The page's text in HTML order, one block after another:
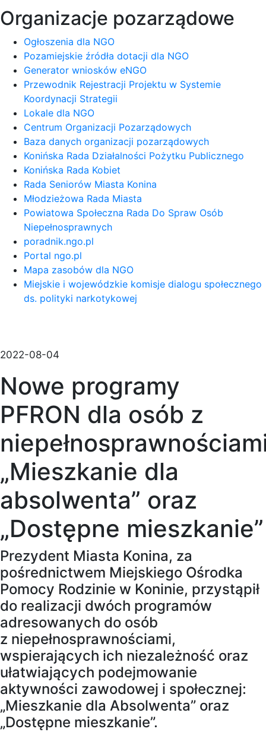
Organizacje pozarządowe
Ogłoszenia dla NGO
Pozamiejskie źródła dotacji dla NGO
Generator wniosków eNGO
Przewodnik Rejestracji Projektu w Systemie
Koordynacji Strategii
Lokale dla NGO
Centrum Organizacji Pozarządowych
Baza danych organizacji pozarządowych
Konińska Rada Działalności Pożytku Publicznego
Konińska Rada Kobiet
Rada Seniorów Miasta Konina
Młodzieżowa Rada Miasta
Powiatowa Społeczna Rada Do Spraw Osób
Niepełnosprawnych
poradnik.ngo.pl
Portal ngo.pl
Mapa zasobów dla NGO
Miejskie i wojewódzkie komisje dialogu społecznego
ds. polityki narkotykowej
2022-08-04
Nowe programy
PFRON dla osób z
„Mieszkanie dla
absolwenta” oraz
„Dostępne mieszkanie”
Prezydent Miasta Konina, za
pośrednictwem Miejskiego Ośrodka
Pomocy Rodzinie w Koninie, przystąpił
do realizacji dwóch programów
adresowanych do osób
z niepełnosprawnościami,
wspierających ich niezależność oraz
ułatwiających podejmowanie
aktywności zawodowej i społecznej:
„Mieszkanie dla Absolwenta” oraz
„Dostępne mieszkanie”.